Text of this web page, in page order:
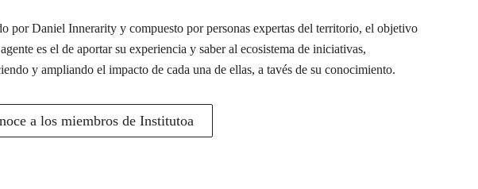
por Daniel Innerarity y compuesto por personas expertas del territorio, el objetivo
es el de aportar su experiencia y saber al ecosistema de iniciativas,
y ampliando el impacto de cada una de ellas, a tavés de su conocimiento.
a los miembros de Institutoa